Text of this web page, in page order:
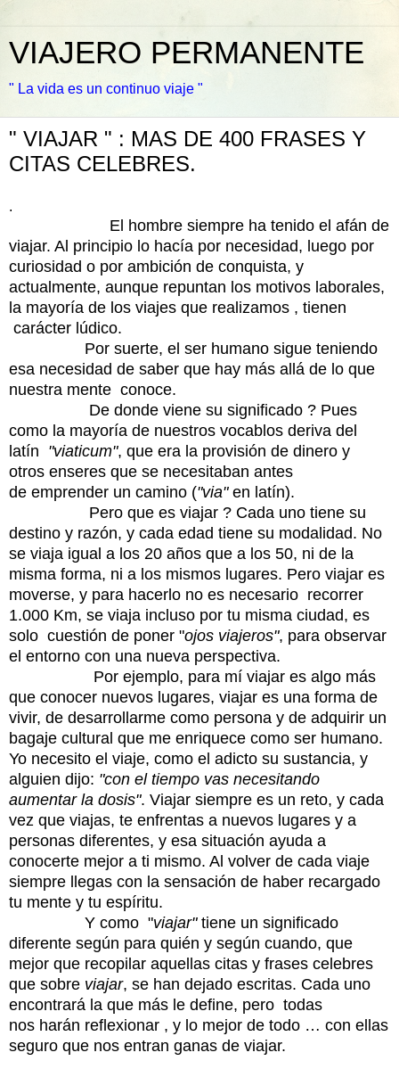
VIAJERO PERMANENTE
" La vida es un continuo viaje "
" VIAJAR " : MAS DE 400 FRASES Y
CITAS CELEBRES.
.
El hombre siempre ha tenido el afán de
viajar. Al principio lo hacía por necesidad, luego por
curiosidad o por ambición de conquista, y
actualmente, aunque repuntan los motivos laborales,
la mayoría de los viajes que realizamos , tienen
carácter lúdico.
Por suerte, el ser humano sigue teniendo
esa necesidad de saber que hay más allá de lo que
nuestra mente conoce.
De donde viene su significado ? Pues
como la mayoría de nuestros vocablos deriva del
latín "viaticum", que era la provisión de dinero y
otros enseres que se necesitaban antes
de emprender un camino ("via"en latín).
Pero que es viajar ? Cada uno tiene su
destino y razón, y cada edad tiene su modalidad. No
se viaja igual a los 20 años que a los 50, ni de la
misma forma, ni a los mismos lugares. Pero viajar es
moverse, y para hacerlo no es necesario recorrer
1.000 Km, se viaja incluso por tu misma ciudad, es
solo cuestión de poner "ojos viajeros", para observar
el entorno con una nueva perspectiva.
Por ejemplo, para mí viajar es algo más
que conocer nuevos lugares, viajar es una forma de
vivir, de desarrollarme como persona y de adquirir un
bagaje cultural que me enriquece como ser humano.
Yo necesito el viaje, como el adicto su sustancia, y
alguien dijo: "con el tiempo vas necesitando
aumentar la dosis". Viajar siempre es un reto, y cada
vez que viajas, te enfrentas a nuevos lugares y a
personas diferentes, y esa situación ayuda a
conocerte mejor a ti mismo. Al volver de cada viaje
siempre llegas con la sensación de haber recargado
tu mente y tu espíritu.
Y como "viajar"tiene un significado
diferente según para quién y según cuando, que
mejor que recopilar aquellas citas y frases celebres
que sobre viajar, se han dejado escritas. Cada uno
encontrará la que más le define, pero todas
nos harán reflexionar , y lo mejor de todo … con ellas
seguro que nos entran ganas de viajar.